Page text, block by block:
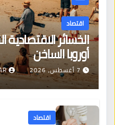
اقتصاد
الخسائر
أوروبا الساخن
7 أغسطس، 2026
اقتصاد